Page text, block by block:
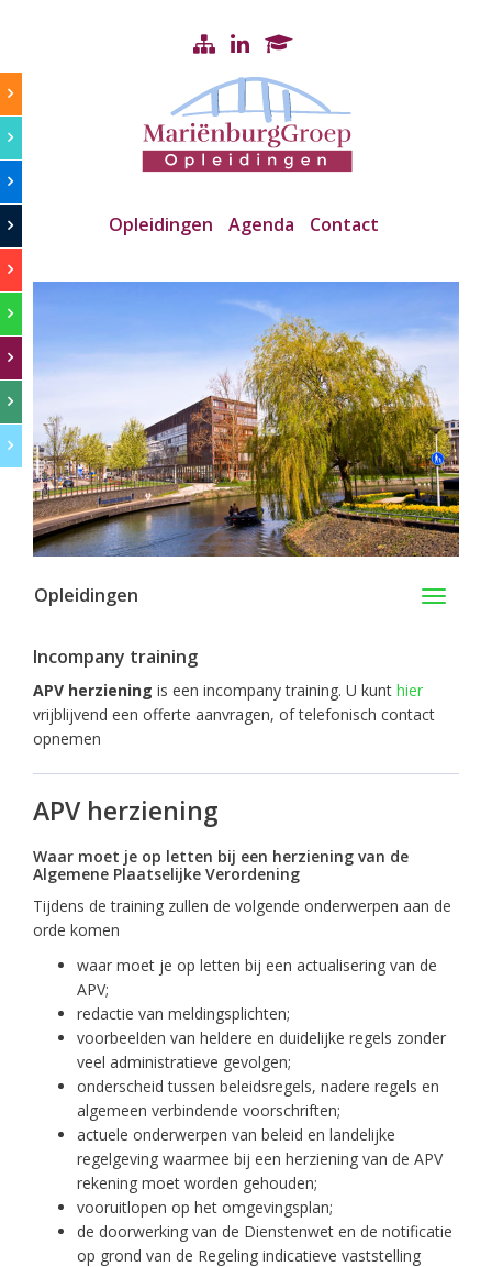
Opleidingen Agenda Contact
Toggle
Opleidingen
Incompany training
APV herziening is een incompany training. U kunt hier
vrijblijvend een offerte aanvragen, of telefonisch contact
opnemen
APV herziening
Waar moet je op letten bij een herziening van de
Algemene Plaatselijke Verordening
Tijdens de training zullen de volgende onderwerpen aan de
orde komen
waar moet je op letten bij een actualisering van de
APV;
redactie van meldingsplichten;
voorbeelden van heldere en duidelijke regels zonder
veel administratieve gevolgen;
onderscheid tussen beleidsregels, nadere regels en
algemeen verbindende voorschriften;
actuele onderwerpen van beleid en landelijke
regelgeving waarmee bij een herziening van de APV
rekening moet worden gehouden;
vooruitlopen op het omgevingsplan;
de doorwerking van de Dienstenwet en de notificatie
op grond van de Regeling indicatieve vaststelling